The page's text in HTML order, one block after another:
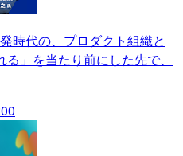
時代の、プロダクト組織と
」を当たり前にした先で、